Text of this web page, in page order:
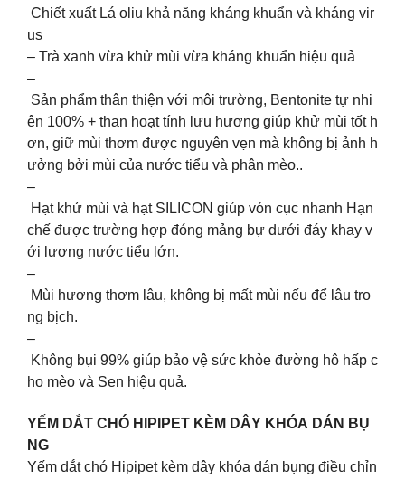
Chiết xuất Lá oliu khả năng kháng khuẩn và kháng vir
us
– Trà xanh vừa khử mùi vừa kháng khuẩn hiệu quả
–
Sản phẩm thân thiện với môi trường, Bentonite tự nhi
ên 100% + than hoạt tính lưu hương giúp khử mùi tốt h
ơn, giữ mùi thơm được nguyên vẹn mà không bị ảnh h
ưởng bởi mùi của nước tiểu và phân mèo..
–
Hạt khử mùi và hạt SILICON giúp vón cục nhanh Hạn
chế được trường hợp đóng mảng bự dưới đáy khay v
ới lượng nước tiểu lớn.
–
Mùi hương thơm lâu, không bị mất mùi nếu để lâu tro
ng bịch.
–
Không bụi 99% giúp bảo vệ sức khỏe đường hô hấp c
ho mèo và Sen hiệu quả.
YẾM DẮT CHÓ HIPIPET KÈM DÂY KHÓA DÁN BỤ
NG
Yếm dắt chó Hipipet kèm dây khóa dán bụng điều chỉn